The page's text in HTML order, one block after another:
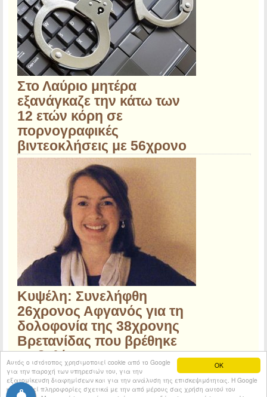
OK
Αυτός ο ιστότοπος χρησιμοποιεί cookie από το Google
για την παροχή των υπηρεσιών του, για την
εξατομίκευση διαφημίσεων και για την ανάλυση της επισκεψιμότητας. Η Google
κοινοποιεί πληροφορίες σχετικά με την από μέρους σας χρήση αυτού του
Στο Λαύριο μητέρα
εξανάγκαζε την κάτω των
12 ετών κόρη σε
πορνογραφικές
βιντεοκλήσεις με 56χρονο
Κυψέλη: Συνελήφθη
26χρονος Αφγανός για τη
δολοφονία της 38χρονης
Βρετανίδας που βρέθηκε
σε βαλίτσα